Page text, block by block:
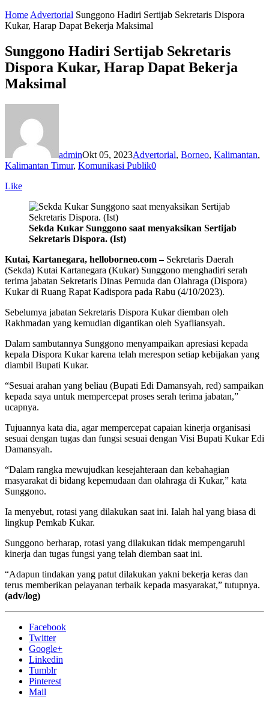
Home Advertorial Sunggono Hadiri Sertijab Sekretaris Dispora
Kukar, Harap Dapat Bekerja Maksimal
Sunggono Hadiri Sertijab Sekretaris
Dispora Kukar, Harap Dapat Bekerja
Maksimal
adminOkt 05, 2023Advertorial, Borneo, Kalimantan,
Kalimantan Timur, Komunikasi Publik0
Like
Sekda Kukar Sunggono saat menyaksikan Sertijab
Sekretaris Dispora. (Ist)
Kutai, Kartanegara, helloborneo.com – Sekretaris Daerah
(Sekda) Kutai Kartanegara (Kukar) Sunggono menghadiri serah
terima jabatan Sekretaris Dinas Pemuda dan Olahraga (Dispora)
Kukar di Ruang Rapat Kadispora pada Rabu (4/10/2023).
Sebelumya jabatan Sekretaris Dispora Kukar diemban oleh
Rakhmadan yang kemudian digantikan oleh Syafliansyah.
Dalam sambutannya Sunggono menyampaikan apresiasi kepada
kepala Dispora Kukar karena telah merespon setiap kebijakan yang
diambil Bupati Kukar.
“Sesuai arahan yang beliau (Bupati Edi Damansyah, red) sampaikan
kepada saya untuk mempercepat proses serah terima jabatan,”
ucapnya.
Tujuannya kata dia, agar mempercepat capaian kinerja organisasi
sesuai dengan tugas dan fungsi sesuai dengan Visi Bupati Kukar Edi
Damansyah.
“Dalam rangka mewujudkan kesejahteraan dan kebahagian
masyarakat di bidang kepemudaan dan olahraga di Kukar,” kata
Sunggono.
Ia menyebut, rotasi yang dilakukan saat ini. Ialah hal yang biasa di
lingkup Pemkab Kukar.
Sunggono berharap, rotasi yang dilakukan tidak mempengaruhi
kinerja dan tugas fungsi yang telah diemban saat ini.
“Adapun tindakan yang patut dilakukan yakni bekerja keras dan
terus memberikan pelayanan terbaik kepada masyarakat,” tutupnya.
(adv/log)
Facebook
Twitter
Google+
Linkedin
Tumblr
Pinterest
Mail